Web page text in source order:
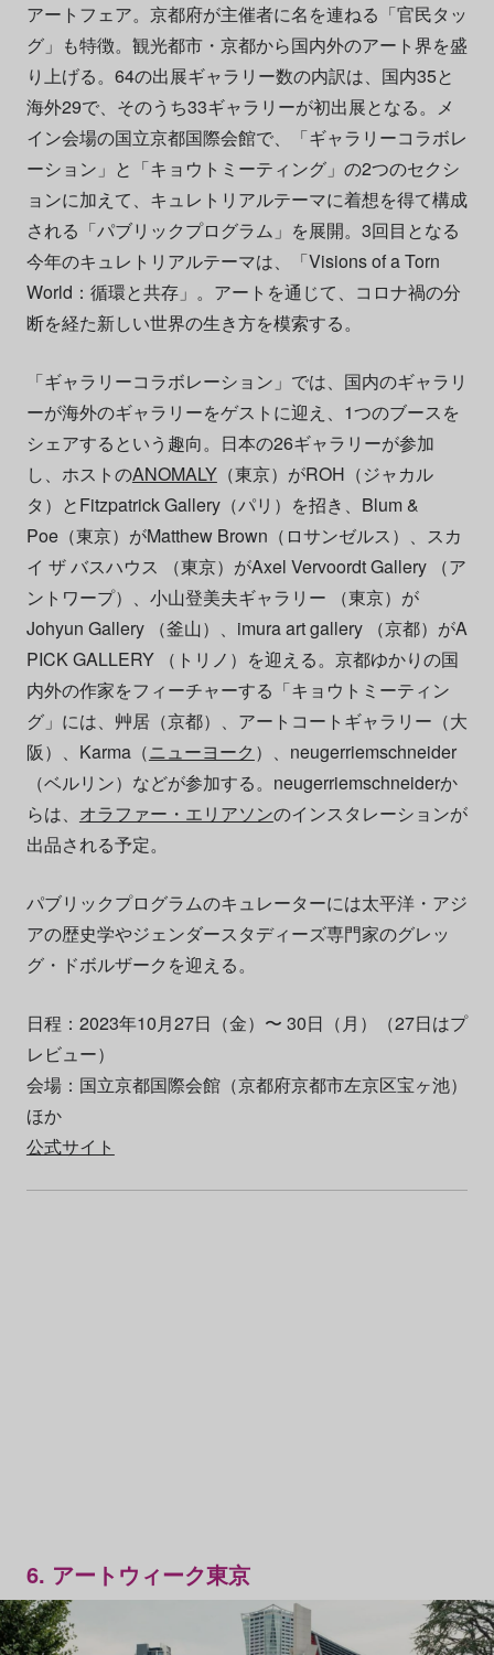
アートフェア。京都府が主催者に名を連ねる「官民タッ
グ」も特徴。観光都市・京都から国内外のアート界を盛
り上げる。64の出展ギャラリー数の内訳は、国内35と
海外29で、そのうち33ギャラリーが初出展となる。メ
イン会場の国立京都国際会館で、「ギャラリーコラボレ
ーション」と「キョウトミーティング」の2つのセクシ
ョンに加えて、キュレトリアルテーマに着想を得て構成
される「パブリックプログラム」を展開。3回目となる
今年のキュレトリアルテーマは、「Visions of a Torn
World：循環と共存」。アートを通じて、コロナ禍の分
断を経た新しい世界の生き方を模索する。
「ギャラリーコラボレーション」では、国内のギャラリ
ーが海外のギャラリーをゲストに迎え、1つのブースを
シェアするという趣向。日本の26ギャラリーが参加
し、ホストのANOMALY（東京）がROH（ジャカル
タ）とFitzpatrick Gallery（パリ）を招き、Blum &
Poe（東京）がMatthew Brown（ロサンゼルス）、スカ
イ ザ バスハウス （東京）がAxel Vervoordt Gallery （ア
ントワープ）、小山登美夫ギャラリー （東京）が
Johyun Gallery （釜山）、imura art gallery （京都）がA
PICK GALLERY （トリノ）を迎える。京都ゆかりの国
内外の作家をフィーチャーする「キョウトミーティン
グ」には、艸居（京都）、アートコートギャラリー（大
阪）、Karma（ニューヨーク ）、neugerriemschneider
（ベルリン）などが参加する。neugerriemschneiderか
らは、 オラファー・エリアソンのインスタレーションが
出品される予定。
パブリックプログラムのキュレーターには太平洋・アジ
アの歴史学やジェンダースタディーズ専門家のグレッ
グ・ドボルザークを迎える。
日程：2023年10月27日（金）〜 30日（月）（27日はプ
レビュー）
会場：国立京都国際会館（京都府京都市左京区宝ヶ池）
ほか
公式サイト
6. アートウィーク東京